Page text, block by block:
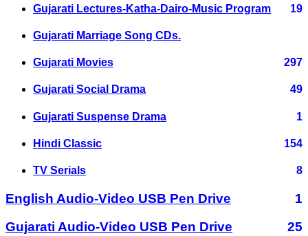
Gujarati Lectures-Katha-Dairo-Music Program 19
Gujarati Marriage Song CDs.
Gujarati Movies 297
Gujarati Social Drama 49
Gujarati Suspense Drama 1
Hindi Classic 154
TV Serials 8
English Audio-Video USB Pen Drive
1
Gujarati Audio-Video USB Pen Drive
25